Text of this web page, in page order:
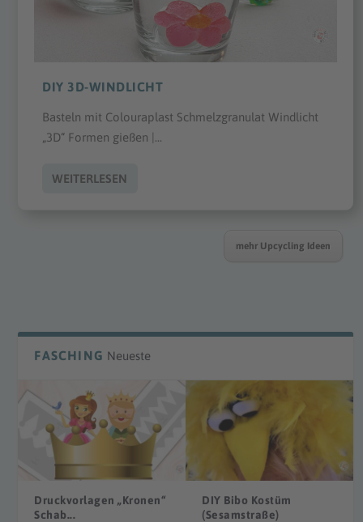
DIY 3D-WINDLICHT
Basteln mit Colouraplast Schmelzgranulat Windlicht
„3D“ Formen gießen |...
WEITERLESEN
mehr Upcycling Ideen
FASCHING Neueste
Druckvorlagen „Kronen“
Schab...
DIY Bibo Kostüm
(Sesamstraße)